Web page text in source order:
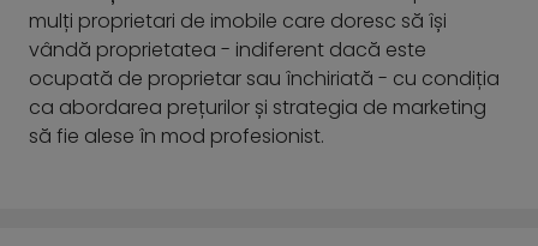
mulți proprietari de imobile care doresc să își
vândă proprietatea - indiferent dacă este
ocupată de proprietar sau închiriată - cu condiția
ca abordarea prețurilor și strategia de marketing
să fie alese în mod profesionist.